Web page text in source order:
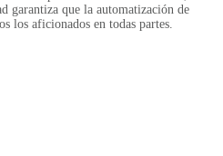
garantiza que la automatización de
los aficionados en todas partes.